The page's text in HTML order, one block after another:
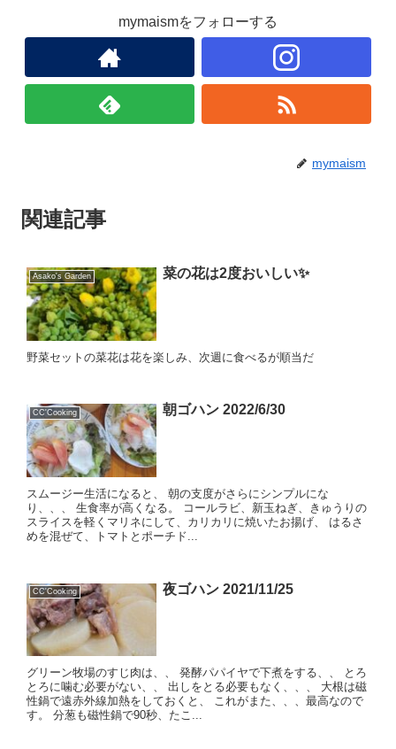
mymaismをフォローする
mymaism
関連記事
Asako's Garden 菜の花は2度おいしい✨
野菜セットの菜花は花を楽しみ、次週に食べるが順当だ
CC'Cooking 朝ゴハン 2022/6/30
スムージー生活になると、 朝の支度がさらにシンプルにな
り、、、 生食率が高くなる。 コールラビ、新玉ねぎ、きゅうりの
スライスを軽くマリネにして、カリカリに焼いたお揚げ、 はるさ
めを混ぜて、トマトとポーチド...
CC'Cooking 夜ゴハン 2021/11/25
グリーン牧場のすじ肉は、、 発酵パパイヤで下煮をする、、 とろ
とろに噛む必要がない、、 出しをとる必要もなく、、、 大根は磁
性鍋で遠赤外線加熱をしておくと、 これがまた、、、最高なので
す。 分葱も磁性鍋で90秒、たこ...